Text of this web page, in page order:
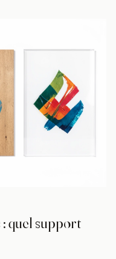
quel support